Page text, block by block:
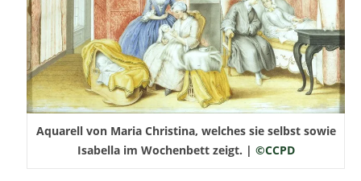
Aquarell von Maria Christina, welches sie selbst sowie
Isabella im Wochenbett zeigt. | ©CCPD